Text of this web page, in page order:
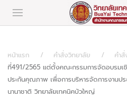
หน้าแรก คำสั่งวิทยาลัย คำ
ที่491/2565 แต่ตั้งคณะกรรมการจัดอบรม
ประกันคุณภาพ เพื่อการบริหารจัดการงานป
นานาชาติ วิทยาลัยเทคนิคบัวใหญ่